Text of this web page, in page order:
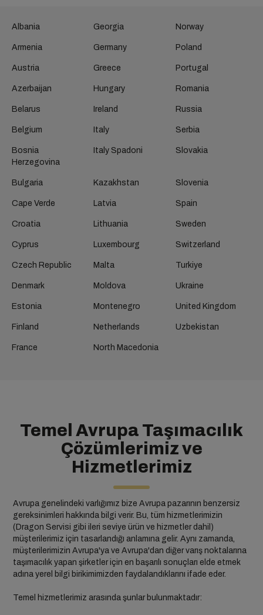
Albania
Armenia
Austria
Azerbaijan
Belarus
Belgium
Bosnia
Herzegovina
Bulgaria
Cape Verde
Croatia
Cyprus
Czech Republic
Denmark
Estonia
Finland
France
Georgia
Germany
Greece
Hungary
Ireland
Italy
Italy Spadoni
Kazakhstan
Latvia
Lithuania
Luxembourg
Malta
Moldova
Montenegro
Netherlands
North Macedonia
Norway
Poland
Portugal
Romania
Russia
Serbia
Slovakia
Slovenia
Spain
Sweden
Switzerland
Turkiye
Ukraine
United Kingdom
Uzbekistan
Temel Avrupa Taşımacılık
Çözümlerimiz ve
Hizmetlerimiz
Avrupa genelindeki varlığımız bize Avrupa pazarının benzersiz
gereksinimleri hakkında bilgi verir. Bu, tüm hizmetlerimizin
(Dragon Servisi gibi ileri seviye ürün ve hizmetler dahil)
müşterilerimiz için tasarlandığı anlamına gelir. Aynı zamanda,
müşterilerimizin Avrupa'ya ve Avrupa'dan diğer varış noktalarına
taşımacılık yapan şirketler için en başarılı sonuçları elde etmek
adına yerel bilgi birikimimizden faydalandıklarını ifade eder.
Temel hizmetlerimiz arasında şunlar bulunmaktadır: